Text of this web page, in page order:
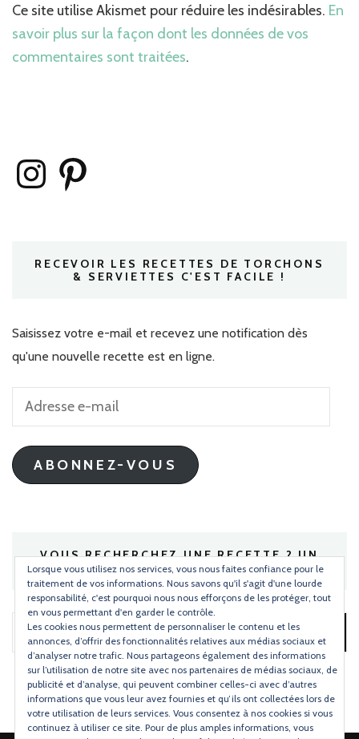
Ce site utilise Akismet pour réduire les indésirables. En
savoir plus sur la façon dont les données de vos
commentaires sont traitées.
InstagramPinterest
RECEVOIR LES RECETTES DE TORCHONS
& SERVIETTES C'EST FACILE !
Saisissez votre e-mail et recevez une notification dès
qu'une nouvelle recette est en ligne.
Adresse
mail
ABONNEZ-VOUS
VOUS RECHERCHEZ UNE RECETTE ? UN
INGRÉDIENT ?
Rechercher :
Lorsque vous utilisez nos services, vous nous faites confiance pour le
traitement de vos informations. Nous savons qu'il s'agit d'une lourde
responsabilité, c'est pourquoi nous nous efforçons de les protéger, tout
en vous permettant d'en garder le contrôle.
Les cookies nous permettent de personnaliser le contenu et les
annonces, d’offrir des fonctionnalités relatives aux médias sociaux et
d’analyser notre trafic. Nous partageons également des informations
sur l’utilisation de notre site avec nos partenaires de médias sociaux, de
publicité et d’analyse, qui peuvent combiner celles-ci avec d’autres
informations que vous leur avez fournies et qu’ils ont collectées lors de
votre utilisation de leurs services. Vous consentez à nos cookies si vous
continuez à utiliser ce site. Pour de plus amples informations, vous